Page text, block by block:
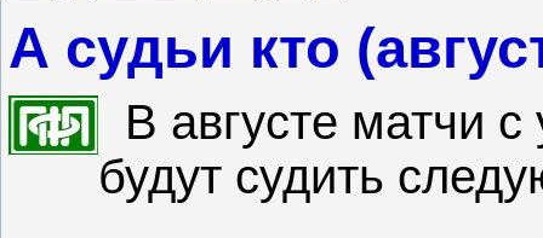
А судьи кто
В августе матчи
будут судить